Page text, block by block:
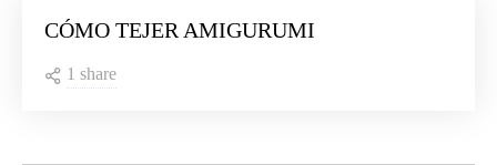
CÓMO TEJER AMIGURUMI
1 share